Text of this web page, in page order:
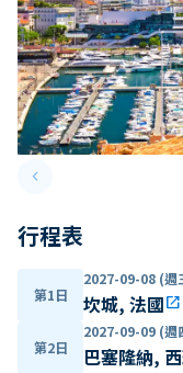
keyboard_arrow_leftPrevious slide
行程表
第1日
2027-09-08 (週
坎城, 法國open_in_new
第2日
2027-09-09 (週
巴塞隆納,